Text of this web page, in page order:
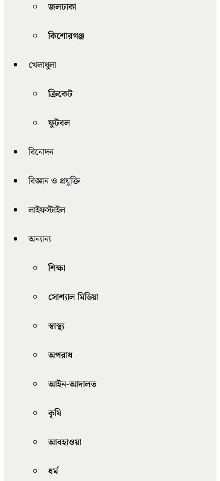
জলঢাকা
কিশোরগঞ্জ
খেলাধুলা
ক্রিকেট
ফুটবল
বিনোদন
বিজ্ঞান ও প্রযুক্তি
লাইফস্টাইল
অন্যান্য
শিক্ষা
সোশ্যাল মিডিয়া
স্বাস্থ্য
অপরাধ
আইন-আদালত
কৃষি
আবহাওয়া
ধর্ম